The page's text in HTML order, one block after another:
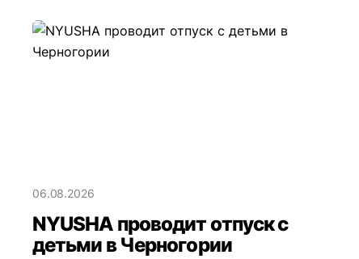
06.08.2026
NYUSHA проводит отпуск с
детьми в Черногории